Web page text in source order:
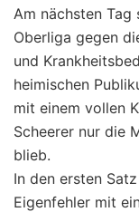
Am nächsten
Oberliga gegen
und
heimischen
mit einem vollen
Scheerer nur die
blieb.
In den ersten
Eigenfehler mit